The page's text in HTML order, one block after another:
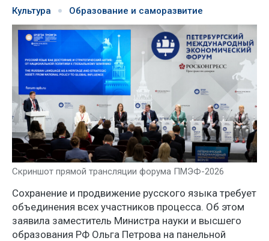
Культура Образование и саморазвитие
Скриншот прямой трансляции форума ПМЭФ-2026
Сохранение и продвижение русского языка требует
объединения всех участников процесса. Об этом
заявила заместитель Министра науки и высшего
образования РФ Ольга Петрова на панельной